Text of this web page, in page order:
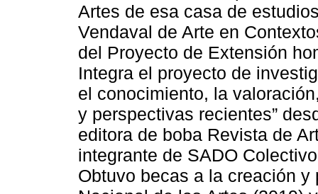
Artes de esa casa de
Vendaval de Arte en
del Proyecto de Extensión
Integra el proyecto de
el conocimiento, la
y perspectivas recientes”
editora de boba Revista de
integrante de SADO
Obtuvo becas a la creación